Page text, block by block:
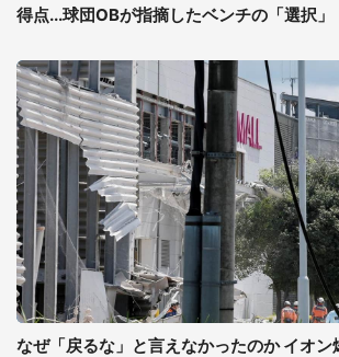
得点...球団OBが指摘したベンチの「選択」
なぜ「戻るな」と言えなかったのか イオ